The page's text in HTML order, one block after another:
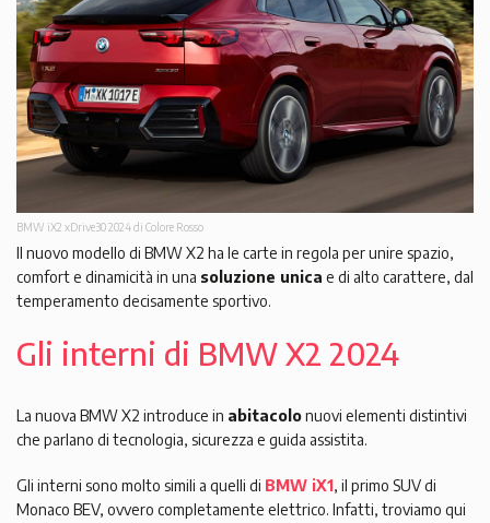
BMW iX2 xDrive30 2024 di Colore Rosso
Il nuovo modello di BMW X2 ha le carte in regola per unire spazio,
comfort e dinamicità in una soluzione unica e di alto carattere, dal
temperamento decisamente sportivo.
Gli interni di BMW X2 2024
La nuova BMW X2 introduce in abitacolonuovi elementi distintivi
che parlano di tecnologia, sicurezza e guida assistita.
Gli interni sono molto simili a quelli di BMW iX1, il primo SUV di
Monaco BEV, ovvero completamente elettrico. Infatti, troviamo qui